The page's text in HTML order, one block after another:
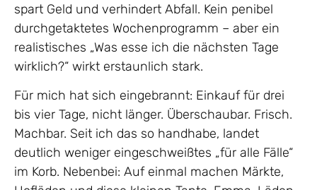
spart Geld und verhindert Abfall. Kein penibel
durchgetaktetes Wochenprogramm – aber ein
realistisches „Was esse ich die nächsten Tage
wirklich?“ wirkt erstaunlich stark.
Für mich hat sich eingebrannt: Einkauf für drei
bis vier Tage, nicht länger. Überschaubar. Frisch.
Machbar. Seit ich das so handhabe, landet
deutlich weniger eingeschweißtes „für alle Fälle“
im Korb. Nebenbei: Auf einmal machen Märkte,